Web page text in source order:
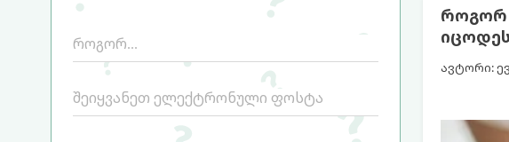
როგორ
იცოდეს
ავტორი: